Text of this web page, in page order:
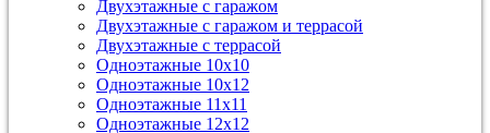
Двухэтажные с гаражом
Двухэтажные с гаражом и террасой
Двухэтажные с террасой
Одноэтажные 10х10
Одноэтажные 10х12
Одноэтажные 11х11
Одноэтажные 12х12